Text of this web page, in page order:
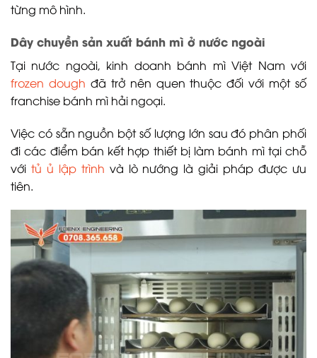
từng mô hình.
Dây chuyền sản xuất bánh mì ở nước ngoài
Tại nước ngoài, kinh doanh bánh mì Việt Nam với
frozen dough đã trở nên quen thuộc đối với một số
franchise bánh mì hải ngoại.
Việc có sẵn nguồn bột số lượng lớn sau đó phân phối
đi các điểm bán kết hợp thiết bị làm bánh mì tại chỗ
với tủ ủ lập trình và lò nướng là giải pháp được ưu
tiên.